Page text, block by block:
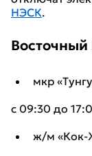
НЭСК.
мкр
с 09:30 до
ж/м «Кок-